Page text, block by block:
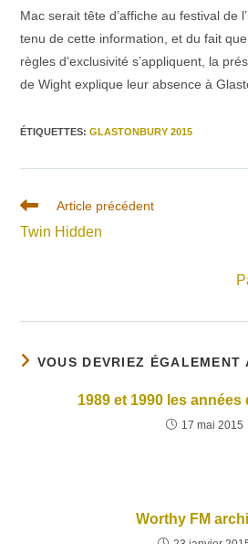
Mac serait tête d’affiche au festival de
tenu de cette information, et du fait
règles d’exclusivité s’appliquent, la
de Wight explique leur absence à
ÉTIQUETTES:GLASTONBURY 2015
Read
articles
Article précédent
Twin Hidden
VOUS DEVRIEZ ÉGALEMENT
1989 et 1990 les
17 mai 2015
Worthy FM